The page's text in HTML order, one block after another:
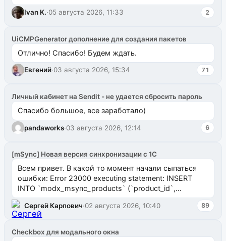
ms2galleryphp
Ivan K.·05 августа 2026, 11:33 2
UiCMPGenerator дополнение для создания пакетов
Отлично! Спасибо! Будем ждать.
Евгений·03 августа 2026, 15:34 71
Личный кабинет на Sendit - не удается сбросить пароль
Спасибо большое, все заработало)
pandaworks·03 августа 2026, 12:14 6
[mSync] Новая версия синхронизации с 1С
Всем привет. В какой то момент начали сыпаться
ошибки: Error 23000 executing statement: INSERT
INTO `modx_msync_products` (`product_id`,
`uuid_1c`) VALUES ...
Сергей Карпович·02 августа 2026, 10:40 89
Checkbox для модального окна